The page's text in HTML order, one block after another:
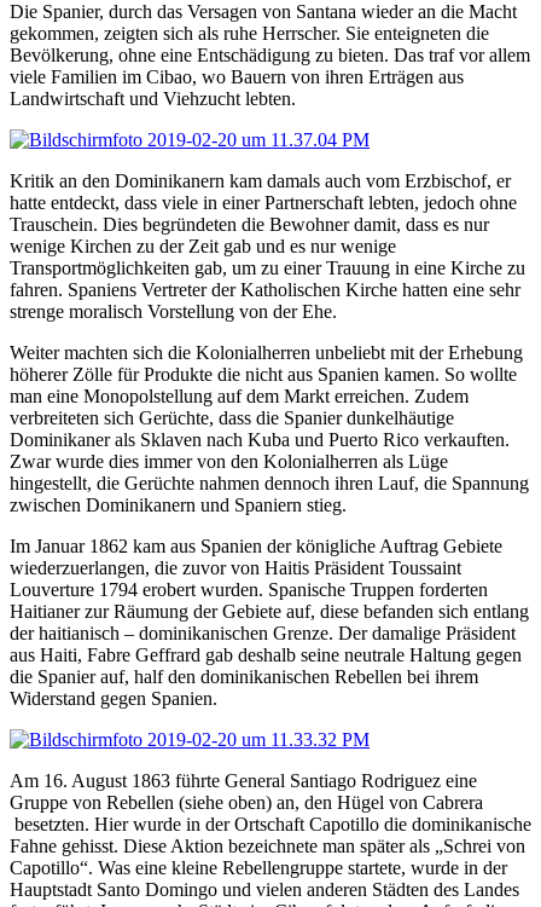
Die Spanier, durch das Versagen von Santana wieder an die Macht
gekommen, zeigten sich als ruhe Herrscher. Sie enteigneten die
Bevölkerung, ohne eine Entschädigung zu bieten. Das traf vor allem
viele Familien im Cibao, wo Bauern von ihren Erträgen aus
Landwirtschaft und Viehzucht lebten.
Kritik an den Dominikanern kam damals auch vom Erzbischof, er
hatte entdeckt, dass viele in einer Partnerschaft lebten, jedoch ohne
Trauschein. Dies begründeten die Bewohner damit, dass es nur
wenige Kirchen zu der Zeit gab und es nur wenige
Transportmöglichkeiten gab, um zu einer Trauung in eine Kirche zu
fahren. Spaniens Vertreter der Katholischen Kirche hatten eine sehr
strenge moralisch Vorstellung von der Ehe.
Weiter machten sich die Kolonialherren unbeliebt mit der Erhebung
höherer Zölle für Produkte die nicht aus Spanien kamen. So wollte
man eine Monopolstellung auf dem Markt erreichen. Zudem
verbreiteten sich Gerüchte, dass die Spanier dunkelhäutige
Dominikaner als Sklaven nach Kuba und Puerto Rico verkauften.
Zwar wurde dies immer von den Kolonialherren als Lüge
hingestellt, die Gerüchte nahmen dennoch ihren Lauf, die Spannung
zwischen Dominikanern und Spaniern stieg.
Im Januar 1862 kam aus Spanien der königliche Auftrag Gebiete
wiederzuerlangen, die zuvor von Haitis Präsident Toussaint
Louverture 1794 erobert wurden. Spanische Truppen forderten
Haitianer zur Räumung der Gebiete auf, diese befanden sich entlang
der haitianisch – dominikanischen Grenze. Der damalige Präsident
aus Haiti, Fabre Geffrard gab deshalb seine neutrale Haltung gegen
die Spanier auf, half den dominikanischen Rebellen bei ihrem
Widerstand gegen Spanien.
Am 16. August 1863 führte General Santiago Rodriguez eine
Gruppe von Rebellen (siehe oben) an, den Hügel von Cabrera
besetzten. Hier wurde in der Ortschaft Capotillo die dominikanische
Fahne gehisst. Diese Aktion bezeichnete man später als „Schrei von
Capotillo“. Was eine kleine Rebellengruppe startete, wurde in der
Hauptstadt Santo Domingo und vielen anderen Städten des Landes